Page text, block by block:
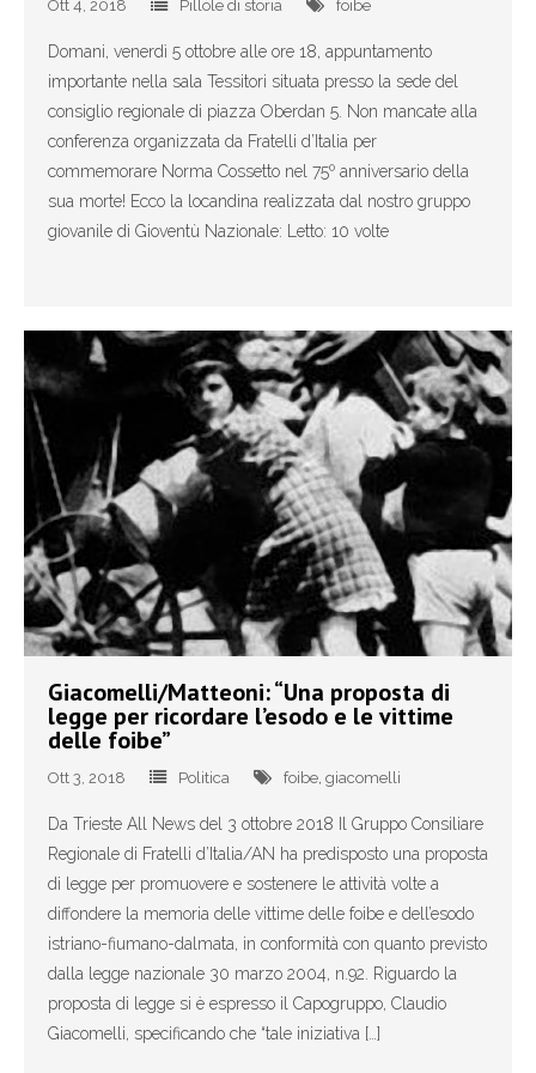
- - Regione
- - Trieste
- - - Consiglio comunale
- - Muggia
Materiali
- Emergenza corona virus - iniziative per l'Italia
- Referendum costituzionale 4 dicembre
- Volantini
Dove siamo
Sportello del cittadino
Sostienici!
Ott 4, 2018 Pillole di storia foibe
Domani, venerdì 5 ottobre alle ore 18, appuntamento
importante nella sala Tessitori situata presso la sede del
consiglio regionale di piazza Oberdan 5. Non mancate alla
conferenza organizzata da Fratelli d’Italia per
commemorare Norma Cossetto nel 75º anniversario della
sua morte! Ecco la locandina realizzata dal nostro gruppo
giovanile di Gioventù Nazionale: Letto: 10 volte
Giacomelli/Matteoni: “Una proposta di
legge per ricordare l’esodo e le vittime
delle foibe”
Ott 3, 2018 Politica foibe giacomelli
Da Trieste All News del 3 ottobre 2018 Il Gruppo Consiliare
Regionale di Fratelli d’Italia/AN ha predisposto una proposta
di legge per promuovere e sostenere le attività volte a
diffondere la memoria delle vittime delle foibe e dell’esodo
istriano-fiumano-dalmata, in conformità con quanto previsto
dalla legge nazionale 30 marzo 2004, n.92. Riguardo la
proposta di legge si è espresso il Capogruppo, Claudio
Giacomelli, specificando che “tale iniziativa […]